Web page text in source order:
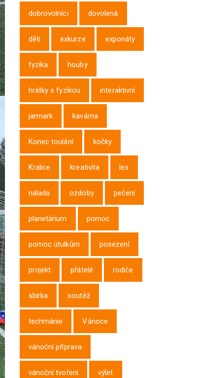
dobrovolníci dovolená
děti exkurze exponáty
fyzika houby
hrátky s fyzikou interaktivní
jarmark kavárna
Konec toulání kočky
Kralice kreativita les
nálada ozdoby pečení
planetárium pomoc
pomoc útulkům posezení
projekt přátelé rodiče
sbírka soutěž
techmánie Vánoce
vánoční příprava
vánoční tvoření výlet